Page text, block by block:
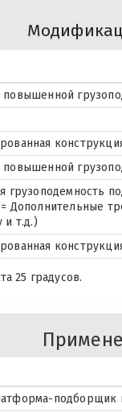
грузоподемность
Дополнительные
и т.д.)
25 градусов.
подборщик